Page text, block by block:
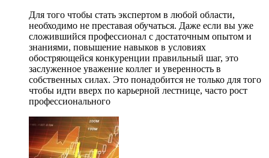
Для того чтобы стать экспертом в любой области,
необходимо не преставая обучаться. Даже если вы уже
сложившийся профессионал с достаточным опытом и
знаниями, повышение навыков в условиях
обостряющейся конкуренции правильный шаг, это
заслуженное уважение коллег и уверенность в
собственных силах. Это понадобится не только для того
чтобы идти вверх по карьерной лестнице, часто рост
профессионального